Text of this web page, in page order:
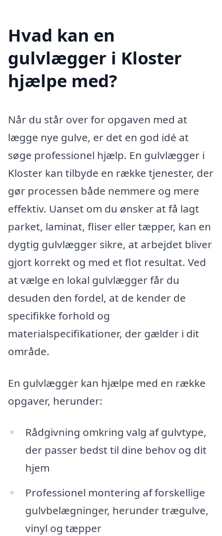
Hvad kan en
gulvlægger i Kloster
hjælpe med?
Når du står over for opgaven med at
lægge nye gulve, er det en god idé at
søge professionel hjælp. En gulvlægger i
Kloster kan tilbyde en række tjenester, der
gør processen både nemmere og mere
effektiv. Uanset om du ønsker at få lagt
parket, laminat, fliser eller tæpper, kan en
dygtig gulvlægger sikre, at arbejdet bliver
gjort korrekt og med et flot resultat. Ved
at vælge en lokal gulvlægger får du
desuden den fordel, at de kender de
specifikke forhold og
materialspecifikationer, der gælder i dit
område.
En gulvlægger kan hjælpe med en række
opgaver, herunder:
Rådgivning omkring valg af gulvtype,
der passer bedst til dine behov og dit
hjem
Professionel montering af forskellige
gulvbelægninger, herunder trægulve,
vinyl og tæpper